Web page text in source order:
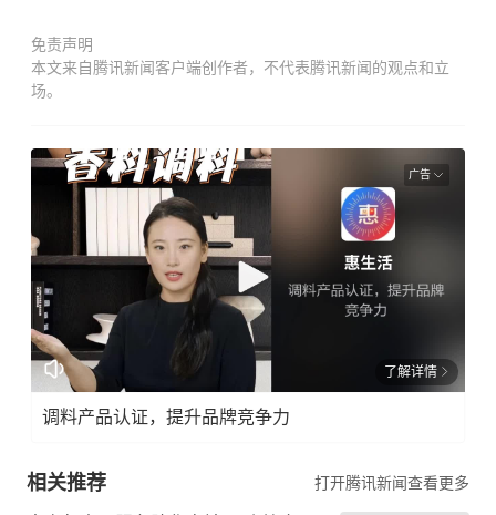
免责声明
本文来自腾讯新闻客户端创作者，不代表腾讯新闻的观点和立
场。
广告
了解详情
调料产品认证，提升品牌竞争力
相关推荐 打开腾讯新闻查看更多